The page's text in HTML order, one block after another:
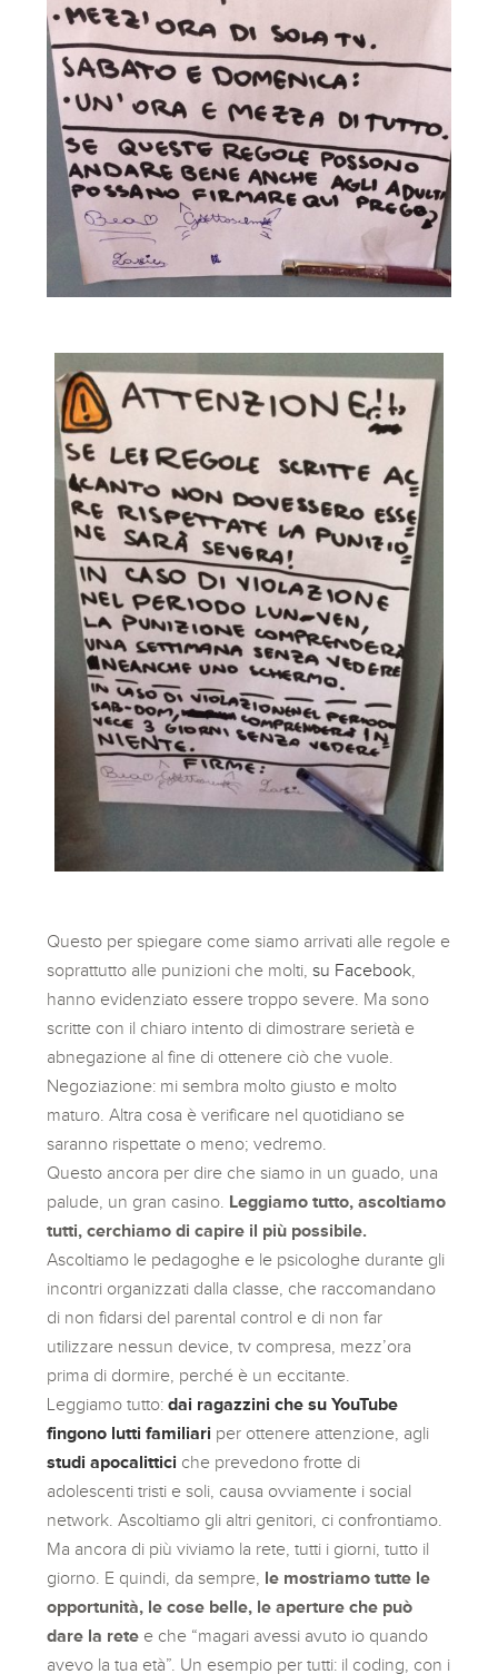
Questo per spiegare come siamo arrivati alle regole e
soprattutto alle punizioni che molti,su Facebook
hanno evidenziato essere troppo severe. Ma sono
scritte con il chiaro intento di dimostrare serietà e
abnegazione al fine di ottenere ciò che vuole.
Negoziazione: mi sembra molto giusto e molto
maturo. Altra cosa è verificare nel quotidiano se
saranno rispettate o meno; vedremo.
Questo ancora per dire che siamo in un guado, una
palude, un gran casino. Leggiamo tutto, ascoltiamo
tutti, cerchiamo di capire il più possibile.
Ascoltiamo le pedagoghe e le psicologhe durante gli
incontri organizzati dalla classe, che raccomandano
di non fidarsi del parental control e di non far
utilizzare nessun device, tv compresa, mezz’ora
prima di dormire, perché è un eccitante.
Leggiamo tutto:dai ragazzini che su YouTube
fingono lutti familiari per ottenere attenzione, agli
studi apocalittici che prevedono frotte di
adolescenti tristi e soli, causa ovviamente i social
network. Ascoltiamo gli altri genitori, ci confrontiamo.
Ma ancora di più viviamo la rete, tutti i giorni, tutto il
giorno. E quindi, da sempre, le mostriamo tutte le
opportunità, le cose belle, le aperture che può
dare la rete e che “magari avessi avuto io quando
avevo la tua età”. Un esempio per tutti: il coding, con i